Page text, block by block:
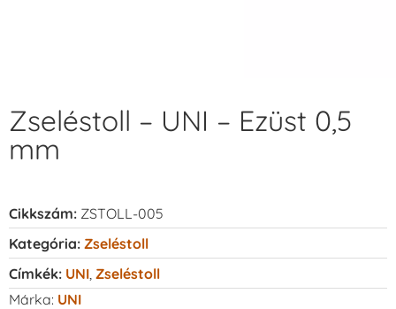
Zseléstoll – UNI – Ezüst 0,5
mm
Cikkszám: ZSTOLL-005
Kategória: Zseléstoll
Címkék: UNI Zseléstoll
Márka: UNI